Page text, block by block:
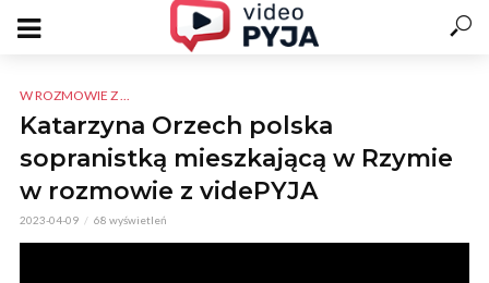
W ROZMOWIE Z ...
Katarzyna Orzech polska
sopranistką mieszkającą w Rzymie
w rozmowie z videPYJA
2023-04-09 68 wyświetleń